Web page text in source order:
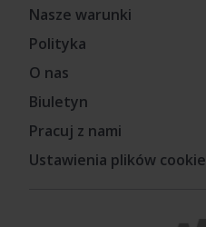
Nasze warunki
Polityka
O nas
Biuletyn
Pracuj z nami
Ustawienia plików cookie